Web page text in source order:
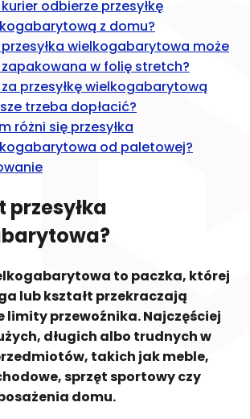
odbierze przesyłkę
z domu?
przesyłka wielkogabarytowa może
w folię stretch?
za przesyłkę wielkogabarytową
trzeba dopłacić?
różni się przesyłka
od paletowej?
przesyłka
to paczka, której
lub kształt przekraczają
przewoźnika. Najczęściej
długich albo trudnych w
takich jak meble,
sprzęt sportowy czy
domu.